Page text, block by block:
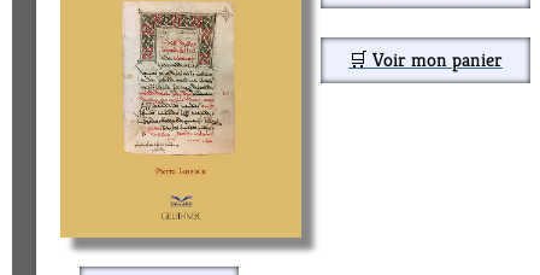
🛒 Voir mon panier